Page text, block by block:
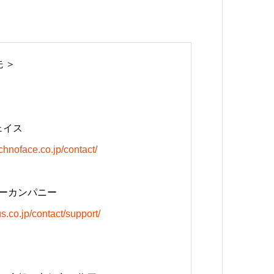
＞
イス
contact/
カンパニー
contact/support/